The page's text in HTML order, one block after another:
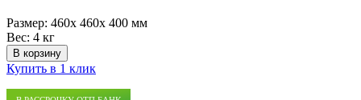
Размер: 460x 460x 400 мм
Вес: 4 кг
В корзину
Купить в 1 клик